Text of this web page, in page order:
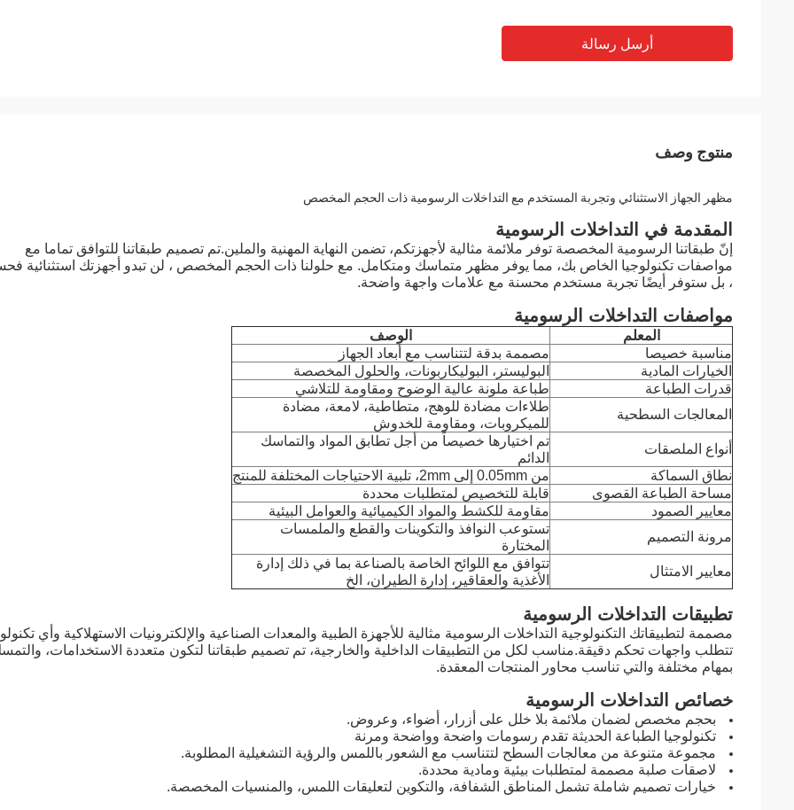
أرسل رسالة
منتوج وصف
مظهر الجهاز الاستثنائي وتجربة المستخدم مع التداخلات الرسومية ذات الحجم المخصص
المقدمة في التداخلات الرسومية
إنّ طبقاتنا الرسومية المخصصة توفر ملائمة مثالية لأجهزتكم، تضمن النهاية المهنية والملين.تم تصميم طبقاتنا للتوافق تماما مع
مواصفات تكنولوجيا الخاص بك، مما يوفر مظهر متماسك ومتكامل. مع حلولنا ذات الحجم المخصص ، لن تبدو أجهزتك استثنائية
، بل ستوفر أيضًا تجربة مستخدم محسنة مع علامات واجهة واضحة.
مواصفات التداخلات الرسومية
المعلم
الوصف
مناسبة خصيصا
مصممة بدقة لتتناسب مع أبعاد الجهاز
الخيارات المادية
البوليستر، البوليكاربونات، والحلول المخصصة
قدرات الطباعة
طباعة ملونة عالية الوضوح ومقاومة للتلاشي
المعالجات السطحية
طلاءات مضادة للوهج، متطاطية، لامعة، مضادة
للميكروبات، ومقاومة للخدوش
أنواع الملصقات
تم اختيارها خصيصاً من أجل تطابق المواد والتماسك
الدائم
نطاق السماكة
من 0.05mm إلى 2mm، تلبية الاحتياجات المختلفة للمنتج
مساحة الطباعة القصوى
قابلة للتخصيص لمتطلبات محددة
معايير الصمود
مقاومة للكشط والمواد الكيميائية والعوامل البيئية
مرونة التصميم
تستوعب النوافذ والتكوينات والقطع والملمسات
المختارة
معايير الامتثال
تتوافق مع اللوائح الخاصة بالصناعة بما في ذلك إدارة
الأغذية والعقاقير، إدارة الطيران، الخ
تطبيقات التداخلات الرسومية
مصممة لتطبيقاتك التكنولوجية التداخلات الرسومية مثالية للأجهزة الطبية والمعدات الصناعية والإلكترونيات الاستهلاكية وأي
تتطلب واجهات تحكم دقيقة.مناسب لكل من التطبيقات الداخلية والخارجية، تم تصميم طبقاتنا لتكون متعددة الاستخدامات،
بمهام مختلفة والتي تناسب محاور المنتجات المعقدة.
خصائص التداخلات الرسومية
بحجم مخصص لضمان ملائمة بلا خلل على أزرار، أضواء، وعروض.
تكنولوجيا الطباعة الحديثة تقدم رسومات واضحة وواضحة ومرنة
مجموعة متنوعة من معالجات السطح لتتناسب مع الشعور باللمس والرؤية التشغيلية المطلوبة.
لاصقات صلبة مصممة لمتطلبات بيئية ومادية محددة.
خيارات تصميم شاملة تشمل المناطق الشفافة، والتكوين لتعليقات اللمس، والمنسيات المخصصة.